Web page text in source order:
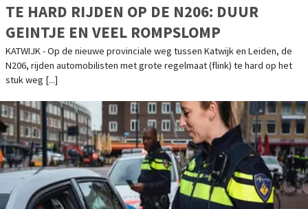
TE HARD RIJDEN OP DE N206: DUUR
GEINTJE EN VEEL ROMPSLOMP
KATWIJK - Op de nieuwe provinciale weg tussen Katwijk en Leiden, de
N206, rijden automobilisten met grote regelmaat (flink) te hard op het
stuk weg [...]